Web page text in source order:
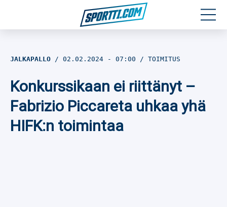
Jalkapallo
Yleisurheilu
JALKAPALLO 02.02.2024 - 07:00 TOIMITUS
Konkurssikaan ei riittänyt –
Fabrizio Piccareta uhkaa yhä
HIFK:n toimintaa